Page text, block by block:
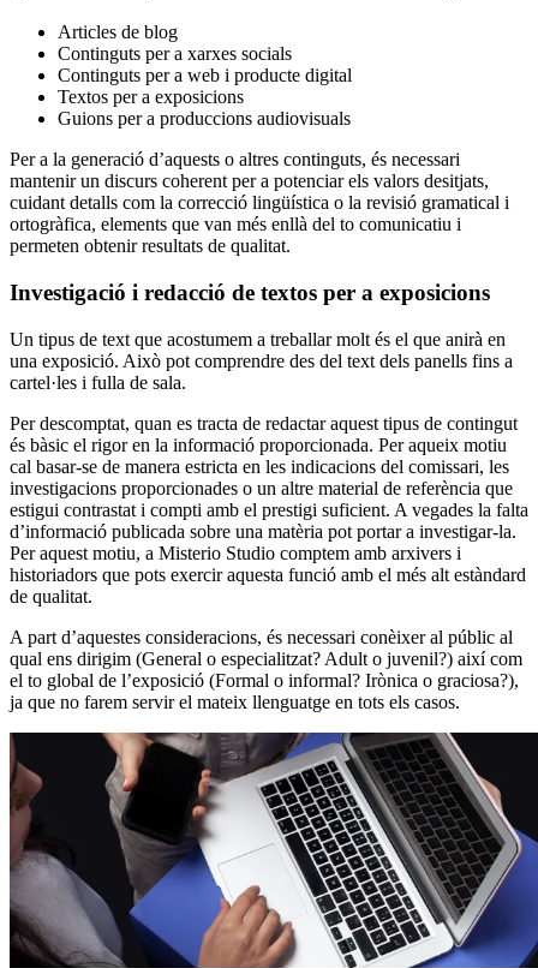
Articles de blog
Continguts per a xarxes socials
Continguts per a web i producte digital
Textos per a exposicions
Guions per a produccions audiovisuals
Per a la generació d’aquests o altres continguts, és necessari
mantenir un discurs coherent per a potenciar els valors desitjats,
cuidant detalls com la correcció lingüística o la revisió gramatical i
ortogràfica, elements que van més enllà del to comunicatiu i
permeten obtenir resultats de qualitat.
Investigació i redacció de textos per a exposicions
Un tipus de text que acostumem a treballar molt és el que anirà en
una exposició. Això pot comprendre des del text dels panells fins a
cartel·les i fulla de sala.
Per descomptat, quan es tracta de redactar aquest tipus de contingut
és bàsic el rigor en la informació proporcionada. Per aqueix motiu
cal basar-se de manera estricta en les indicacions del comissari, les
investigacions proporcionades o un altre material de referència que
estigui contrastat i compti amb el prestigi suficient. A vegades la falta
d’informació publicada sobre una matèria pot portar a investigar-la.
Per aquest motiu, a Misterio Studio comptem amb arxivers i
historiadors que pots exercir aquesta funció amb el més alt estàndard
de qualitat.
A part d’aquestes consideracions, és necessari conèixer al públic al
qual ens dirigim (General o especialitzat? Adult o juvenil?) així com
el to global de l’exposició (Formal o informal? Irònica o graciosa?),
ja que no farem servir el mateix llenguatge en tots els casos.